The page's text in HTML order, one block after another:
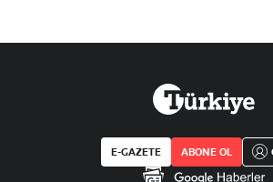
E-GAZETE ABONE OL